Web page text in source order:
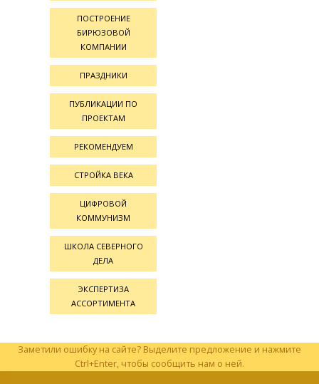
ПОСТРОЕНИЕ
БИРЮЗОВОЙ
КОМПАНИИ
ПРАЗДНИКИ
ПУБЛИКАЦИИ ПО
ПРОЕКТАМ
РЕКОМЕНДУЕМ
СТРОЙКА ВЕКА
ЦИФРОВОЙ
КОММУНИЗМ
ШКОЛА СЕВЕРНОГО
ДЕЛА
ЭКСПЕРТИЗА
АССОРТИМЕНТА
Заметили ошибку на сайте? Выделите предложение и нажмите
Ctrl+Enter, чтобы сообщить нам о ней.